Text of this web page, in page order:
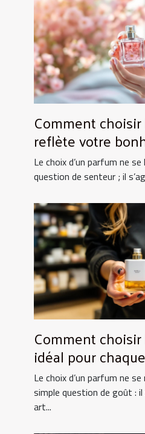
Comment
reflète votre
Le choix d’un parfum ne
question de senteur ; il
Comment
idéal pour
Le choix d’un parfum ne
simple question de goût : il
art...